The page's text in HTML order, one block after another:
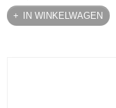
IN WINKELWAGEN